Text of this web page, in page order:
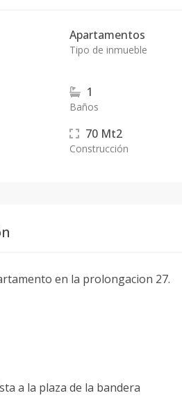
Apartamentos
Tipo de inmueble
1
Baños
70 Mt2
Construcción
en la prolongacion 27.
a la plaza de la bandera